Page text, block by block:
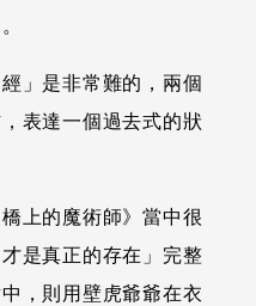
」是非常難的，兩個
表達一個過去式的狀
上的魔術師》當中很
是真正的存在」完整
，則用壁虎爺爺在衣